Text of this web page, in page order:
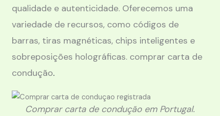
qualidade e autenticidade. Oferecemos uma
variedade de recursos, como códigos de
barras, tiras magnéticas, chips inteligentes e
sobreposições holográficas. comprar carta de
condução.
Comprar carta de condução em Portugal.